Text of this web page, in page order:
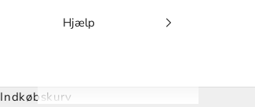
Hjælp
Indkøbskurv